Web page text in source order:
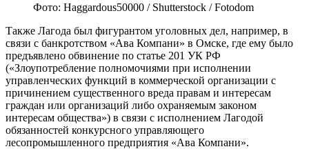
Фото: Haggardous50000 / Shutterstock / Fotodom
Также Лагода был фигурантом уголовных дел, например, в
связи с банкротством «Ава Компани» в Омске, где ему было
предъявлено обвинение по статье 201 УК РФ
(«Злоупотребление полномочиями при исполнении
управленческих функций в коммерческой организации с
причинением существенного вреда правам и интересам
граждан или организаций либо охраняемым законом
интересам общества») в связи с исполнением Лагодой
обязанностей конкурсного управляющего
лесопромышленного предприятия «Ава Компани».